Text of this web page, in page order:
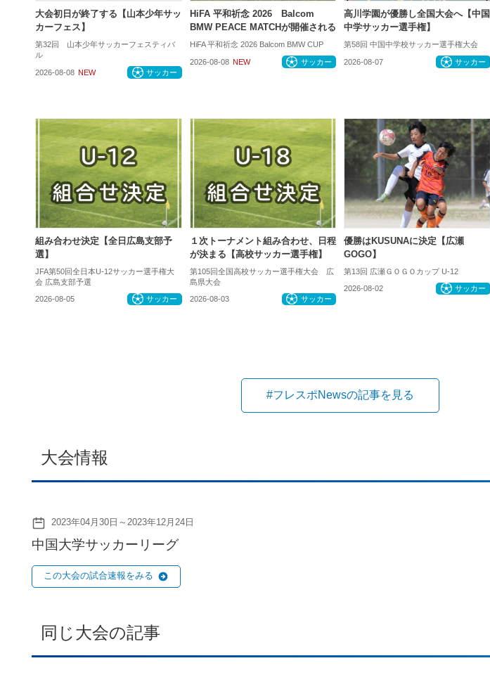
大会初日が終了する【山本少年サッ
カーフェス】
第32回 山本少年サッカーフェスティバ
ル
2026-08-08 NEW サッカー
HiFA 平和祈念 2026 Balcom
BMW PEACE MATCHが開催される
HiFA 平和祈念 2026 Balcom BMW CUP
2026-08-08 NEW サッカー
高川学園が優勝し全国大会へ【中国
中学サッカー選手権】
第58回 中国中学校サッカー選手権大会
2026-08-07 サッカー
組み合わせ決定【全日広島支部予
選】
JFA第50回全日本U-12サッカー選手権大
会 広島支部予選
2026-08-05 サッカー
１次トーナメント組み合わせ、日程
が決まる【高校サッカー選手権】
第105回全国高校サッカー選手権大会 広
島県大会
2026-08-03 サッカー
優勝はKUSUNAに決定【広瀬
GOGO】
第13回 広瀬ＧＯＧＯカップ U-12
2026-08-02 サッカー
#フレスポNewsの記事を見る
大会情報
2023年04月30日～2023年12月24日
中国大学サッカーリーグ
この大会の試合速報をみる
同じ大会の記事